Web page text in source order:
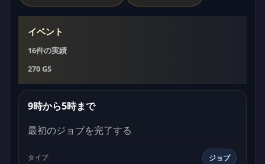
イベント
16件の実績
270 GS
9時から5時まで
最初のジョブを完了する
ジョブ